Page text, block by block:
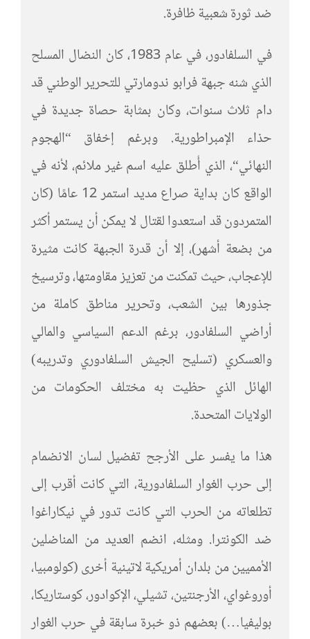
ضد ثورة شعبية ظافرة.
في السلفادور، في عام 1983، كان النضال المسلح
الذي شنه جبهة فرابو ندومارتي للتحرير الوطني قد
دام ثلاث سنوات، وكان بمثابة حصاة جديدة في
حذاء الإمبراطورية. وبرغم إخفاق “الهجوم
النهائي“، الذي أُطلق عليه اسم غير ملائم، لأنه في
الواقع كان بداية صراع مديد استمر 12 عامًا (كان
المتمردون قد استعدوا لقتال لا يمكن أن يستمر أكثر
من بضعة أشهر)، إلا أن قدرة الجبهة كانت مثيرة
للإعجاب، حيث تمكنت من تعزيز مقاومتها، وترسيخ
جذورها بين الشعب، وتحرير مناطق كاملة من
أراضي السلفادور، برغم الدعم السياسي والمالي
والعسكري (تسليح الجيش السلفادوري وتدريبه)
الهائل الذي حظيت به مختلف الحكومات من
الولايات المتحدة.
هذا ما يفسر على الأرجح تفضيل لسان الانضمام
إلى حرب الغوار السلفادورية، التي كانت أقرب إلى
تطلعاته من الحرب التي كانت تدور في نيكاراغوا
ضد الكونترا. ومثله، انضم العديد من المناضلين
الأمميين من بلدان أمريكية لاتينية أخرى (كولومبيا،
أوروغواي، الأرجنتين، تشيلي، الإكوادور، كوستاريكا،
بوليفيا…) بعضهم ذو خبرة سابقة في حرب الغوار